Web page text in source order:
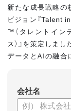
新たな成長戦略の
ビジョン『Talent
™（タレントイン
ス）』を策定しまし
データとAIの融合
【資料の内容】
会社名